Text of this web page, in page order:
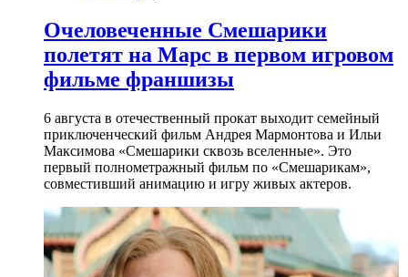
Очеловеченные Смешарики
полетят на Марс в первом игровом
фильме франшизы
6 августа в отечественный прокат выходит семейный
приключенческий фильм Андрея Мармонтова и Ильи
Максимова «Смешарики сквозь вселенные». Это
первый полнометражный фильм по «Смешарикам»,
совместивший анимацию и игру живых актеров.